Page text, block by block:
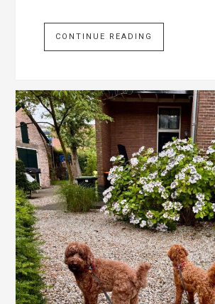
CONTINUE READING